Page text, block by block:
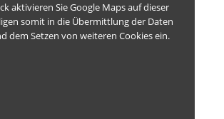
aktivieren Sie Google Maps auf dieser
somit in die Übermittlung der Daten
dem Setzen von weiteren Cookies ein.